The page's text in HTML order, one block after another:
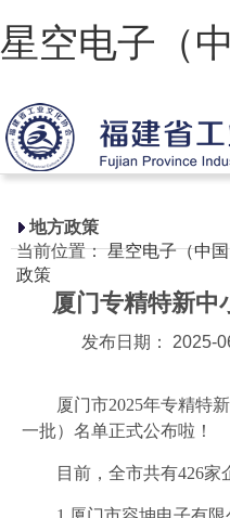
星空电子（
星空电子
协
星空电子
工
地方政策
当前位置：星空电子（中
政策
厦门专精特新中
发布日期： 2025-
厦门市2025年专精特
一批）名单正式公布啦！
目前，全市共有426家